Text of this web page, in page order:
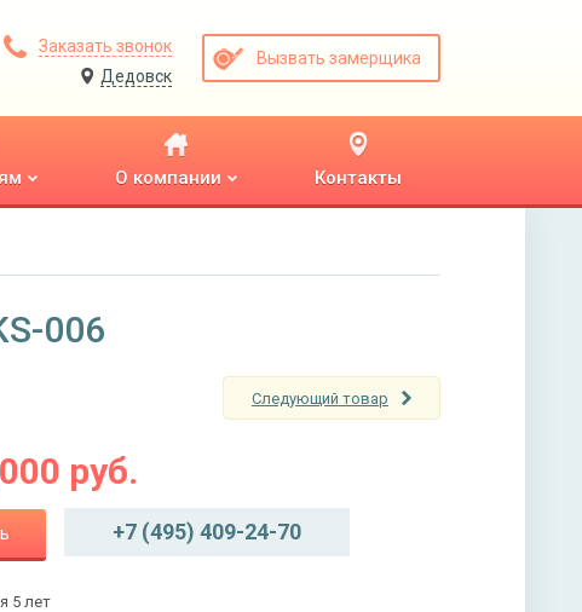
Заказать звонок
Дедовск
Вызвать замерщика
О компании Контакты
006
Следующий товар
руб.
+7 (495) 409-24-70
5 лет